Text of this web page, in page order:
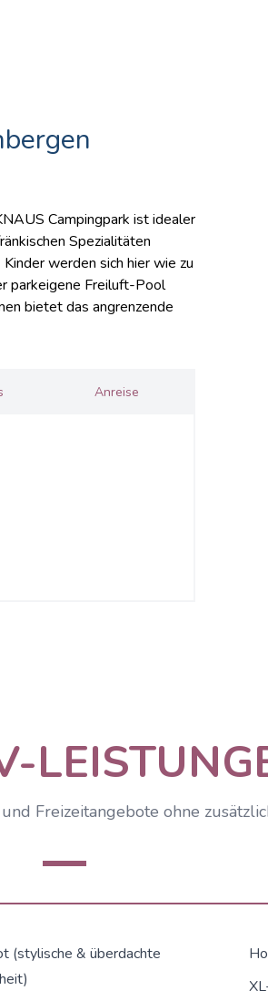
Campingpark ist idealer
Spezialitäten
werden sich hier wie zu
parkeigene Freiluft-Pool
bietet das angrenzende
Anreise
Freizeitangebote ohne
(stylische & überdachte